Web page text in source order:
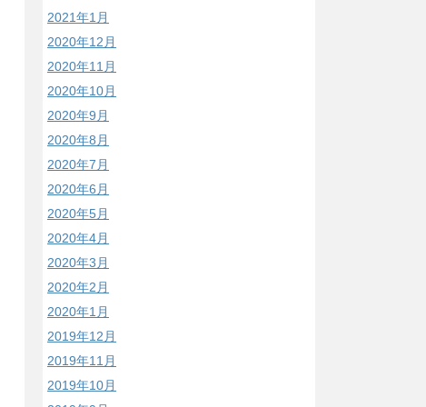
2021年1月
2020年12月
2020年11月
2020年10月
2020年9月
2020年8月
2020年7月
2020年6月
2020年5月
2020年4月
2020年3月
2020年2月
2020年1月
2019年12月
2019年11月
2019年10月